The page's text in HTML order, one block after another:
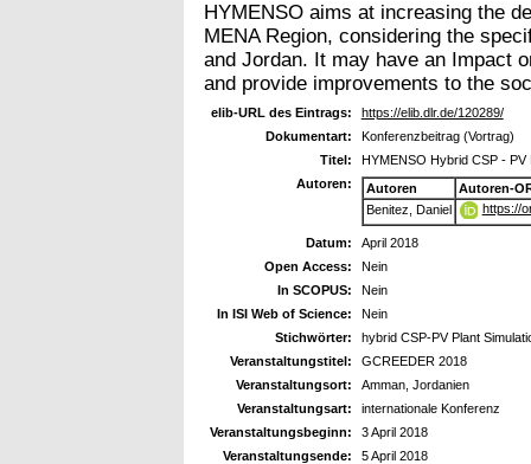
HYMENSO aims at increasing the
MENA Region, considering the
and Jordan. It may have an Impact
and provide improvements to the
elib-URL des Eintrags:
https://elib.dlr.de/120289/
Dokumentart:
Konferenzbeitrag (Vortrag)
Titel:
HYMENSO Hybrid CSP - PV
Autoren:
Autoren
Autoren-
Benitez, Daniel
https://
Datum:
April 2018
Open Access:
Nein
In SCOPUS:
Nein
In ISI Web of Science:
Nein
Stichwörter:
hybrid CSP-PV Plant
Veranstaltungstitel:
GCREEDER 2018
Veranstaltungsort:
Amman, Jordanien
Veranstaltungsart:
internationale Konferenz
Veranstaltungsbeginn:
3 April 2018
Veranstaltungsende:
5 April 2018